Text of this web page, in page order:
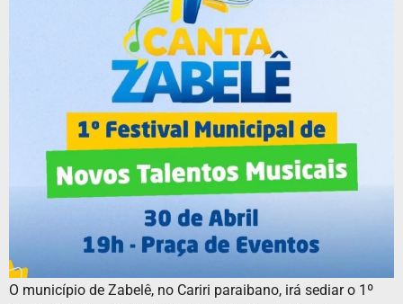
O município de Zabelê, no Cariri paraibano, irá sediar o 1º